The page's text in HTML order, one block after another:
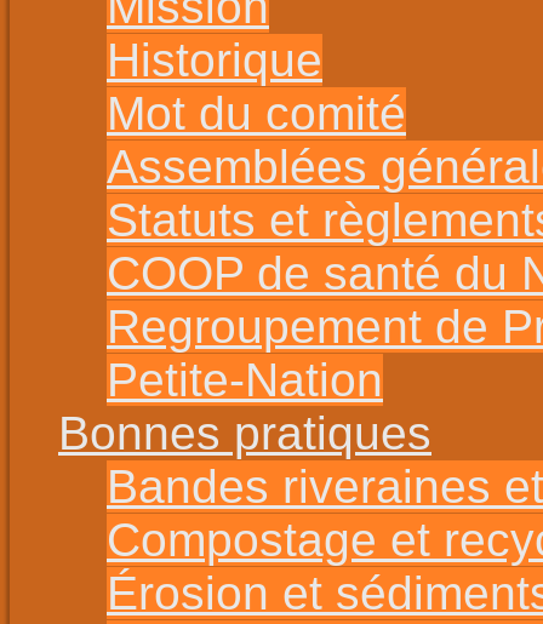
Historique
Mot du comité
Assemblées
Statuts et
COOP de santé du
Regroupement de
Petite-Nation
Bonnes pratiques
Bandes riveraines
Compostage et
Érosion et